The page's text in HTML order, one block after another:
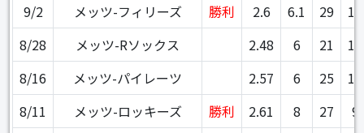
9/2
メッツ-フィリーズ 勝利 2.6 6.1 29
8/28
メッツ-Rソックス 2.48 6 21
8/16
メッツ-パイレーツ 2.57 6 25
8/11
メッツ-ロッキーズ 勝利 2.61 8 27